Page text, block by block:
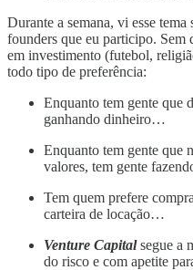
Durante a semana, vi esse
founders que eu participo. Sem
em investimento (futebol,
todo tipo de preferência:
Enquanto tem gente que
ganhando dinheiro…
Enquanto tem gente que
valores, tem gente
Tem quem prefere
carteira de locação…
Venture Capitalsegue a
do risco e com apetite